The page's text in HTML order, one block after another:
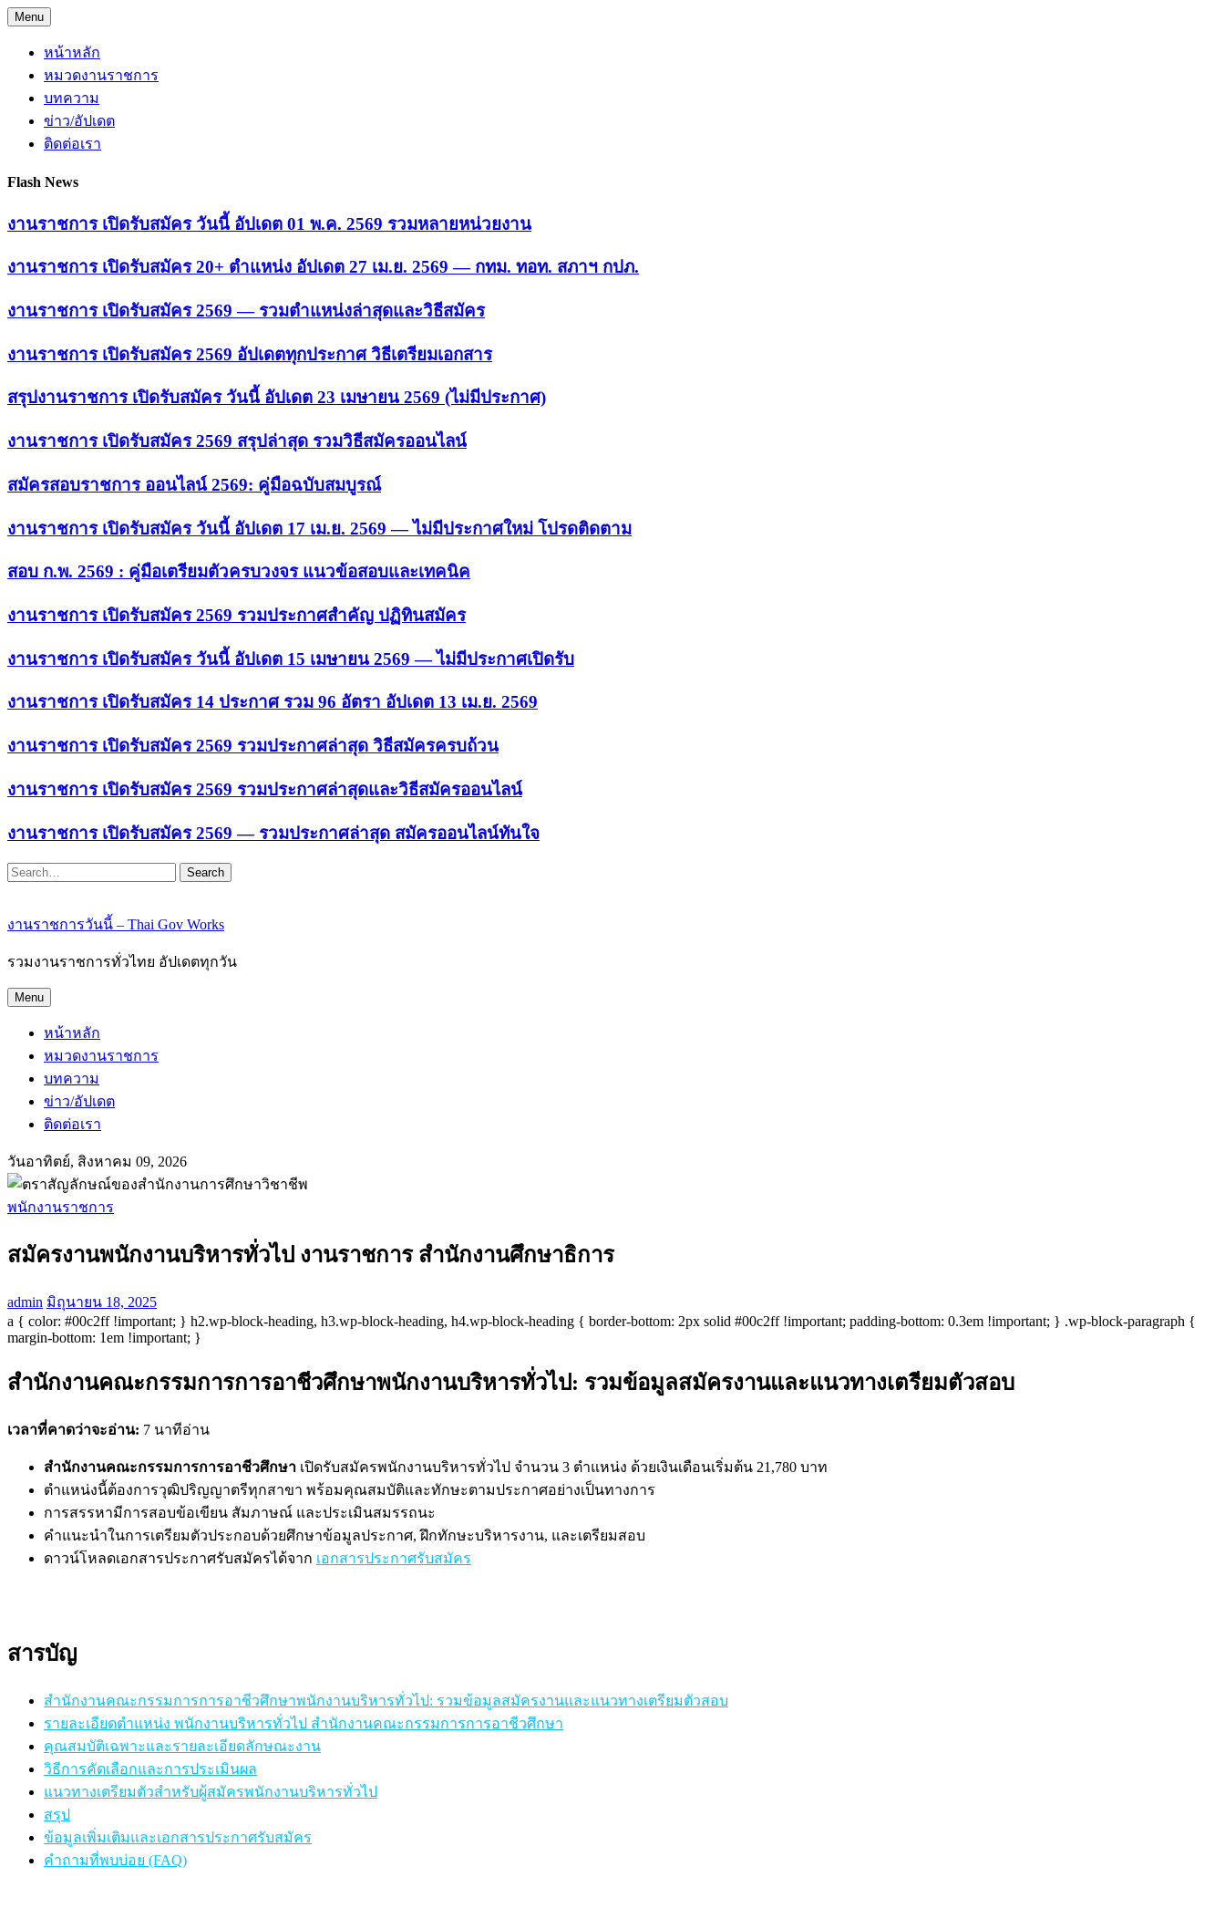
Skip
to
content
Menu
หน้าหลัก
หมวดงานราชการ
บทความ
ข่าว/อัปเดต
ติดต่อเรา
Flash News
งานราชการ เปิดรับสมัคร วันนี้ อัปเดต 01 พ.ค. 2569 รวมหลายหน่วยงาน
งานราชการ เปิดรับสมัคร 20+ ตำแหน่ง อัปเดต 27 เม.ย. 2569 — กทม. ทอท. สภาฯ กปภ.
งานราชการ เปิดรับสมัคร 2569 — รวมตำแหน่งล่าสุดและวิธีสมัคร
งานราชการ เปิดรับสมัคร 2569 อัปเดตทุกประกาศ วิธีเตรียมเอกสาร
สรุปงานราชการ เปิดรับสมัคร วันนี้ อัปเดต 23 เมษายน 2569 (ไม่มีประกาศ)
งานราชการ เปิดรับสมัคร 2569 สรุปล่าสุด รวมวิธีสมัครออนไลน์
สมัครสอบราชการ ออนไลน์ 2569: คู่มือฉบับสมบูรณ์
งานราชการ เปิดรับสมัคร วันนี้ อัปเดต 17 เม.ย. 2569 — ไม่มีประกาศใหม่ โปรดติดตาม
สอบ ก.พ. 2569 : คู่มือเตรียมตัวครบวงจร แนวข้อสอบและเทคนิค
งานราชการ เปิดรับสมัคร 2569 รวมประกาศสำคัญ ปฏิทินสมัคร
งานราชการ เปิดรับสมัคร วันนี้ อัปเดต 15 เมษายน 2569 — ไม่มีประกาศเปิดรับ
งานราชการ เปิดรับสมัคร 14 ประกาศ รวม 96 อัตรา อัปเดต 13 เม.ย. 2569
งานราชการ เปิดรับสมัคร 2569 รวมประกาศล่าสุด วิธีสมัครครบถ้วน
งานราชการ เปิดรับสมัคร 2569 รวมประกาศล่าสุดและวิธีสมัครออนไลน์
งานราชการ เปิดรับสมัคร 2569 — รวมประกาศล่าสุด สมัครออนไลน์ทันใจ
Search
งานราชการวันนี้ – Thai Gov Works
รวมงานราชการทั่วไทย อัปเดตทุกวัน
Menu
หน้าหลัก
หมวดงานราชการ
บทความ
ข่าว/อัปเดต
ติดต่อเรา
วันอาทิตย์, สิงหาคม 09, 2026
พนักงานราชการ
สมัครงานพนักงานบริหารทั่วไป งานราชการ สำนักงานศึกษาธิการ
admin มิถุนายน 18, 2025
a { color: #00c2ff !important; } h2.wp-block-heading, h3.wp-block-heading, h4.wp-block-heading { border-bottom: 2px solid #00c2ff !important; padding-bottom: 0.3em !important; } .wp-block-paragraph {
margin-bottom: 1em !important; }
สำนักงานคณะกรรมการการอาชีวศึกษาพนักงานบริหารทั่วไป: รวมข้อมูลสมัครงานและแนวทางเตรียมตัวสอบ
เวลาที่คาดว่าจะอ่าน: 7 นาทีอ่าน
สำนักงานคณะกรรมการการอาชีวศึกษา เปิดรับสมัครพนักงานบริหารทั่วไป จำนวน 3 ตำแหน่ง ด้วยเงินเดือนเริ่มต้น 21,780 บาท
ตำแหน่งนี้ต้องการวุฒิปริญญาตรีทุกสาขา พร้อมคุณสมบัติและทักษะตามประกาศอย่างเป็นทางการ
การสรรหามีการสอบข้อเขียน สัมภาษณ์ และประเมินสมรรถนะ
คำแนะนำในการเตรียมตัวประกอบด้วยศึกษาข้อมูลประกาศ, ฝึกทักษะบริหารงาน, และเตรียมสอบ
ดาวน์โหลดเอกสารประกาศรับสมัครได้จาก เอกสารประกาศรับสมัคร
สารบัญ
สำนักงานคณะกรรมการการอาชีวศึกษาพนักงานบริหารทั่วไป: รวมข้อมูลสมัครงานและแนวทางเตรียมตัวสอบ
รายละเอียดตำแหน่ง พนักงานบริหารทั่วไป สำนักงานคณะกรรมการการอาชีวศึกษา
คุณสมบัติเฉพาะและรายละเอียดลักษณะงาน
วิธีการคัดเลือกและการประเมินผล
แนวทางเตรียมตัวสำหรับผู้สมัครพนักงานบริหารทั่วไป
สรุป
ข้อมูลเพิ่มเติมและเอกสารประกาศรับสมัคร
คำถามที่พบบ่อย (FAQ)